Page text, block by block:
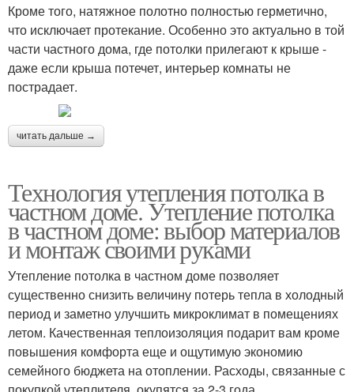
Кроме того, натяжное полотно полностью герметично,
что исключает протекание. Особенно это актуально в той
части частного дома, где потолки прилегают к крыше -
даже если крыша потечет, интерьер комнаты не
пострадает.
читать дальше →
Технология утепления потолка в
частном доме. Утепление потолка
в частном доме: выбор материалов
и монтаж своими руками
Утепление потолка в частном доме позволяет
существенно снизить величину потерь тепла в холодный
период и заметно улучшить микроклимат в помещениях
летом. Качественная теплоизоляция подарит вам кроме
повышения комфорта еще и ощутимую экономию
семейного бюджета на отоплении. Расходы, связанные с